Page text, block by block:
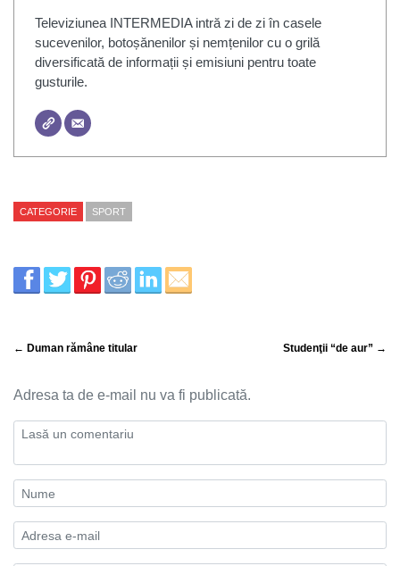
Televiziunea INTERMEDIA intră zi de zi în casele
sucevenilor, botoșănenilor și nemțenilor cu o grilă
diversificată de informații și emisiuni pentru toate
gusturile.
CATEGORIE SPORT
← Duman rămâne titular Studenţii “de aur” →
Adresa ta de e-mail nu va fi publicată.